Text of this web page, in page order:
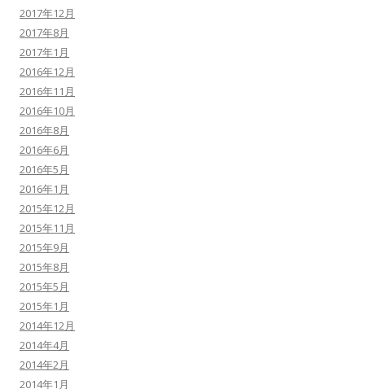
2017年12月
2017年8月
2017年1月
2016年12月
2016年11月
2016年10月
2016年8月
2016年6月
2016年5月
2016年1月
2015年12月
2015年11月
2015年9月
2015年8月
2015年5月
2015年1月
2014年12月
2014年4月
2014年2月
2014年1月